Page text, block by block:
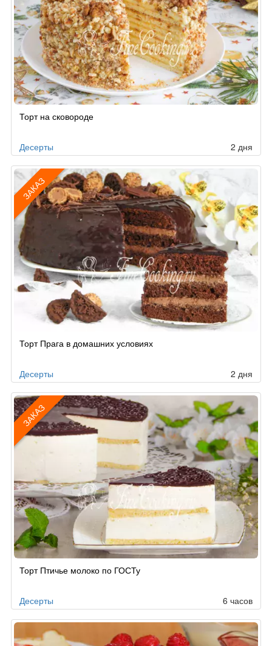
по
Торт на сковороде
Десерты 2 дня
ЗАКАЗ
по
Торт Прага в домашних условиях
Десерты 2 дня
ЗАКАЗ
по
Торт Птичье молоко по ГОСТу
Десерты 6 часов